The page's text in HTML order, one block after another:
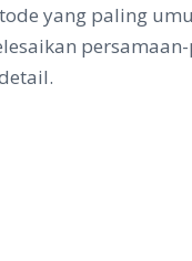
yang paling